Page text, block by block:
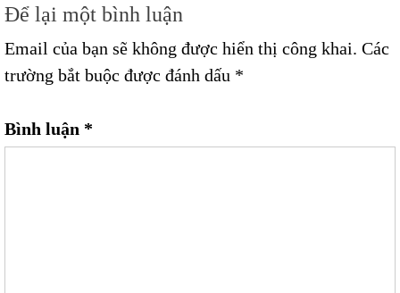
Để lại một bình luận
Email của bạn sẽ không được hiển thị công khai. Các
trường bắt buộc được đánh dấu *
Bình luận *